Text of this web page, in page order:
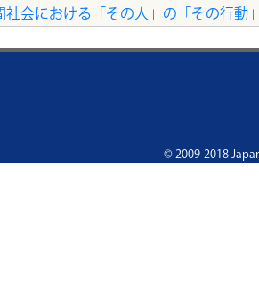
会における「その人」の「その行動
© 2009-2018